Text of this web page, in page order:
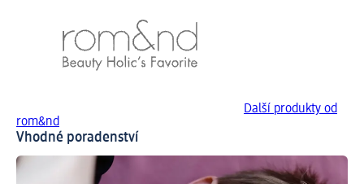
Další produkty od
rom&nd
Vhodné poradenství